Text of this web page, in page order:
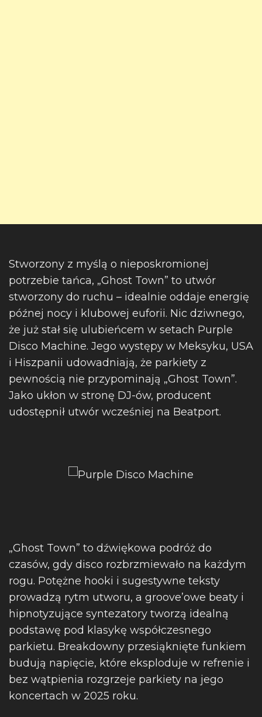
Stworzony z myślą o nieposkromionej
potrzebie tańca, „Ghost Town” to utwór
stworzony do ruchu – idealnie oddaje energię
późnej nocy i klubowej euforii. Nic dziwnego,
że już stał się ulubieńcem w setach Purple
Disco Machine. Jego występy w Meksyku, USA
i Hiszpanii udowadniają, że parkiety z
pewnością nie przypominają „Ghost Town”.
Jako ukłon w stronę DJ-ów, producent
udostępnił utwór wcześniej na Beatport.
„Ghost Town” to dźwiękowa podróż do
czasów, gdy disco rozbrzmiewało na każdym
rogu. Potężne hooki i sugestywne teksty
prowadzą rytm utworu, a groove’owe beaty i
hipnotyzujące syntezatory tworzą idealną
podstawę pod klasykę współczesnego
parkietu. Breakdowny przesiąknięte funkiem
budują napięcie, które eksploduje w refrenie i
bez wątpienia rozgrzeje parkiety na jego
koncertach w 2025 roku.